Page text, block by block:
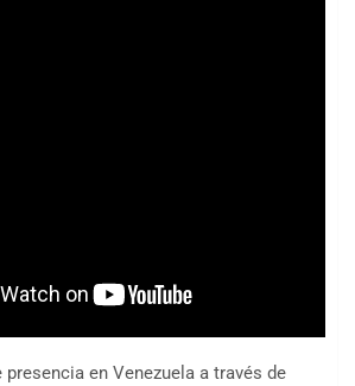
presencia en Venezuela a través de